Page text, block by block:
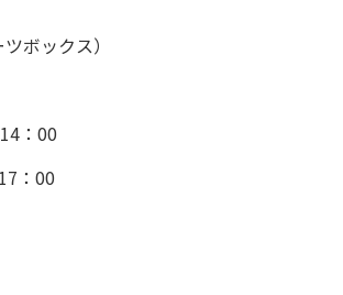
ボックス）
：00
00